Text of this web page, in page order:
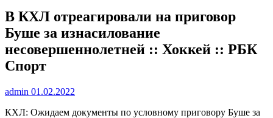
В КХЛ отреагировали на приговор
Буше за изнасилование
несовершеннолетней :: Хоккей :: РБК
Спорт
admin 01.02.2022
КХЛ: Ожидаем документы по условному приговору Буше за